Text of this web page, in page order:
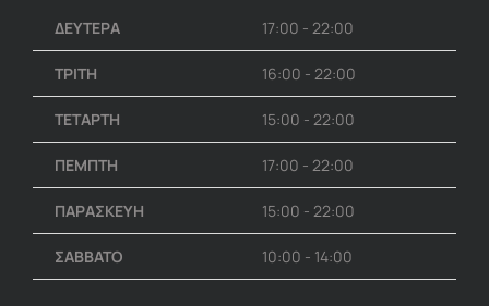
ΔΕΥΤΕΡΑ 17:00 - 22:00
ΤΡΙΤΗ 16:00 - 22:00
ΤΕΤΑΡΤΗ 15:00 - 22:00
ΠΕΜΠΤΗ 17:00 - 22:00
ΠΑΡΑΣΚΕΥΗ 15:00 - 22:00
ΣΑΒΒΑΤΟ 10:00 - 14:00